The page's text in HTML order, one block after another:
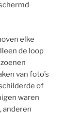
elke
de loop
van foto’s
of
waren
anderen